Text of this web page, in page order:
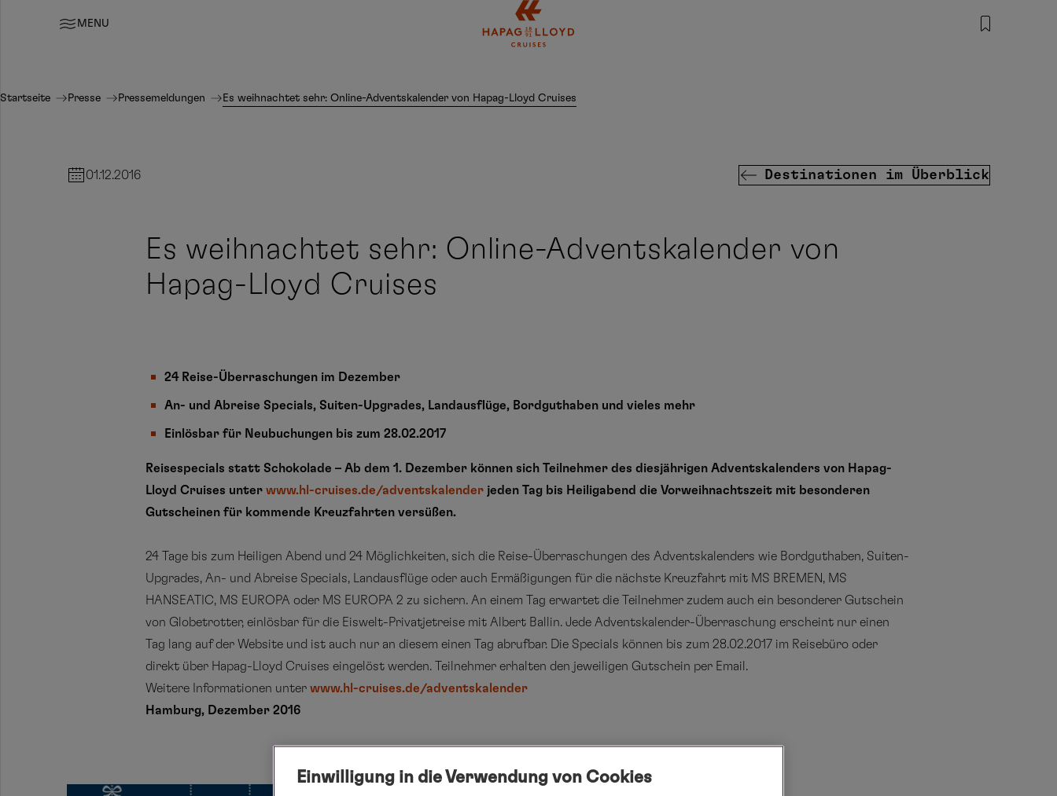
Springe zum Hauptinhalt
MENU
Startseite Presse Pressemeldungen Es weihnachtet sehr: Online-Adventskalender von Hapag-Lloyd Cruises
01.12.2016 Destinationen im Überblick
Es weihnachtet sehr: Online-Adventskalender von
Hapag-Lloyd Cruises
24 Reise-Überraschungen im Dezember
An- und Abreise Specials, Suiten-Upgrades, Landausflüge, Bordguthaben und vieles mehr
Einlösbar für Neubuchungen bis zum 28.02.2017
Reisespecials statt Schokolade – Ab dem 1. Dezember können sich Teilnehmer des diesjährigen Adventskalenders von Hapag-
Lloyd Cruises unterwww.hl-cruises.de/adventskalender jeden Tag bis Heiligabend die Vorweihnachtszeit mit besonderen
Gutscheinen für kommende Kreuzfahrten versüßen.
24 Tage bis zum Heiligen Abend und 24 Möglichkeiten, sich die Reise-Überraschungen des Adventskalenders wie Bordguthaben, Suiten-
Upgrades, An- und Abreise Specials, Landausflüge oder auch Ermäßigungen für die nächste Kreuzfahrt mit MS BREMEN, MS
HANSEATIC, MS EUROPA oder MS EUROPA 2 zu sichern. An einem Tag erwartet die Teilnehmer zudem auch ein besonderer Gutschein
von Globetrotter, einlösbar für die Eiswelt-Privatjetreise mit Albert Ballin. Jede Adventskalender-Überraschung erscheint nur einen
Tag lang auf der Website und ist auch nur an diesem einen Tag abrufbar. Die Specials können bis zum 28.02.2017 im Reisebüro oder
direkt über Hapag-Lloyd Cruises eingelöst werden. Teilnehmer erhalten den jeweiligen Gutschein per Email.
Weitere Informationen unterwww.hl-cruises.de/adventskalender
Hamburg, Dezember 2016
Einwilligung in die Verwendung von Cookies